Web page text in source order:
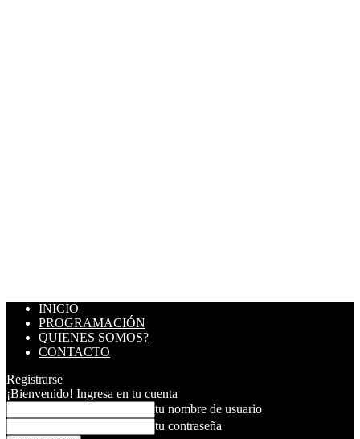
INICIO
PROGRAMACIÓN
QUIENES SOMOS?
CONTACTO
Registrarse
¡Bienvenido! Ingresa en tu cuenta
tu nombre de usuario
tu contraseña